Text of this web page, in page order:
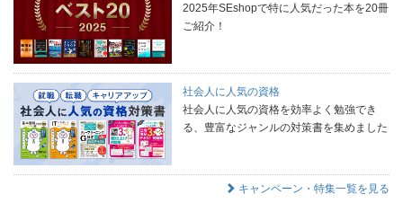
2025年SEshopで特に人気だった本を20冊
ご紹介！
社会人に人気の資格
社会人に人気の資格を効率よく勉強でき
る、豊富なジャンルの対策書を集めました
キャンペーン・特集一覧を見る